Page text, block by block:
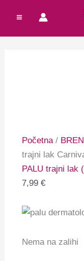
sadržaj
Početna /
trajni lak
PALU trajni lak
7,99€
Nema na zalihi
Total: